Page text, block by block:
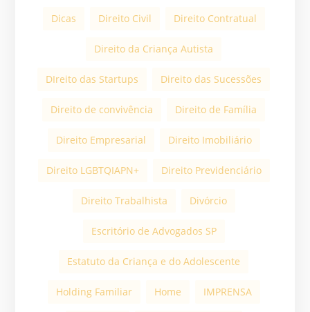
Dicas Direito Civil Direito Contratual
Direito da Criança Autista
DIreito das Startups Direito das Sucessões
Direito de convivência Direito de Família
Direito Empresarial Direito Imobiliário
Direito LGBTQIAPN+ Direito Previdenciário
Direito Trabalhista Divórcio
Escritório de Advogados SP
Estatuto da Criança e do Adolescente
Holding Familiar Home IMPRENSA